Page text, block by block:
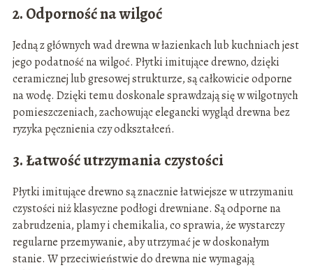
2. Odporność na wilgoć
Jedną z głównych wad drewna w łazienkach lub kuchniach jest
jego podatność na wilgoć. Płytki imitujące drewno, dzięki
ceramicznej lub gresowej strukturze, są całkowicie odporne
na wodę. Dzięki temu doskonale sprawdzają się w wilgotnych
pomieszczeniach, zachowując elegancki wygląd drewna bez
ryzyka pęcznienia czy odkształceń.
3. Łatwość utrzymania czystości
Płytki imitujące drewno są znacznie łatwiejsze w utrzymaniu
czystości niż klasyczne podłogi drewniane. Są odporne na
zabrudzenia, plamy i chemikalia, co sprawia, że wystarczy
regularne przemywanie, aby utrzymać je w doskonałym
stanie. W przeciwieństwie do drewna nie wymagają